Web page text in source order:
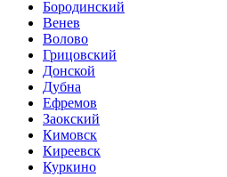
Бородинский
Венев
Волово
Грицовский
Донской
Дубна
Ефремов
Заокский
Кимовск
Киреевск
Куркино